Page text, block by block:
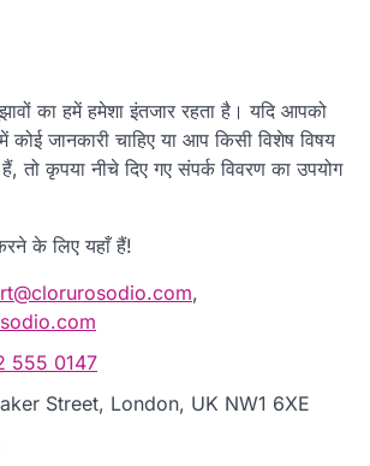
का हमें हमेशा इंतजार रहता है। यदि आपको
कोई जानकारी चाहिए या आप किसी विशेष विषय
तो कृपया नीचे दिए गए संपर्क विवरण का उपयोग
के लिए यहाँ हैं!
,
555 0147
Street, London, UK NW1 6XE